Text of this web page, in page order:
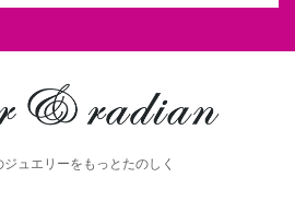
ュエリーをもっとたのしく